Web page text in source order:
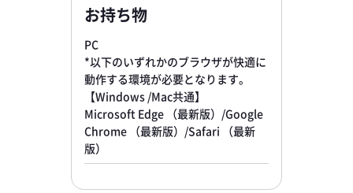
お持ち物
PC
*以下のいずれかのブラウザが快適に
動作する環境が必要となります。
【Windows /Mac共通】
Microsoft Edge （最新版）/Google
Chrome （最新版）/Safari （最新
版）